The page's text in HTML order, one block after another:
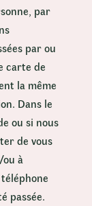
par
par ou
carte de
la même
Dans le
ou si nous
de vous
à
passée.